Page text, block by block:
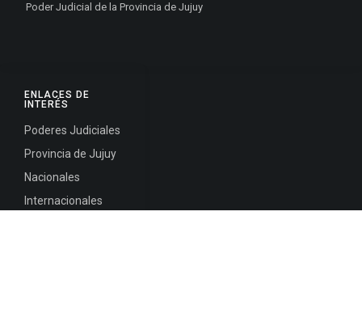
ENLACES DE
INTERÉS
Poderes Judiciales
Provincia de Jujuy
Nacionales
Internacionales
Poder Judicial de la Provincia de Jujuy